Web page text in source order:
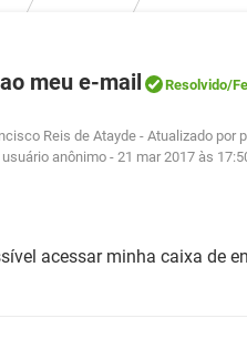
meu e-mail Resolvido/
Reis de Atayde - Atualizado por
usuário anônimo - 21 mar 2017 às
acessar minha caixa de